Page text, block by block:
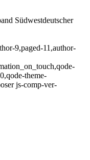
Südwestdeutscher
9,paged-11,author-
theme-
js-comp-ver-